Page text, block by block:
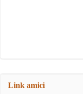
Link amici